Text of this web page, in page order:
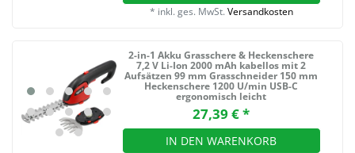
* inkl. ges. MwSt. Versandkosten
2-in-1 Akku Grasschere & Heckenschere
7,2 V Li-Ion 2000 mAh kabellos mit 2
Aufsätzen 99 mm Grasschneider 150 mm
Heckenschere 1200 U/min USB-C
ergonomisch leicht
27,39 € *
IN DEN WARENKORB